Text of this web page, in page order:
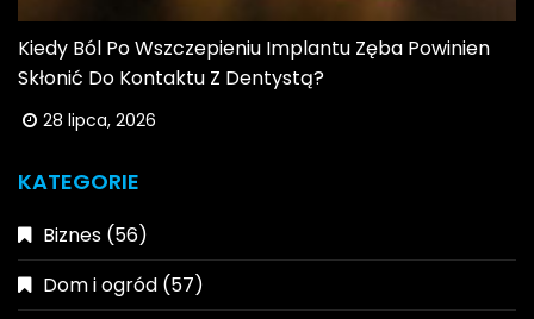
Kiedy Ból Po Wszczepieniu Implantu Zęba Powinien
Skłonić Do Kontaktu Z Dentystą?
28 lipca, 2026
KATEGORIE
Biznes (56)
Dom i ogród (57)